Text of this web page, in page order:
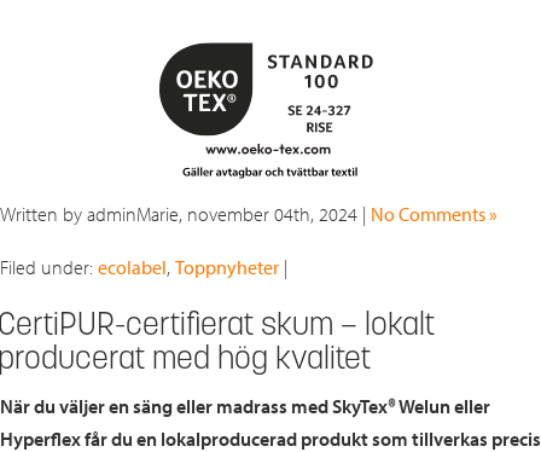
Written by adminMarie, november 04th, 2024 | No Comments »
Filed under: ecolabel, Toppnyheter |
certifierat skum – lokalt
med hög kvalitet
När du väljer en säng eller madrass med SkyTex® Welun eller
Hyperflex får du en lokalproducerad produkt som tillverkas precis